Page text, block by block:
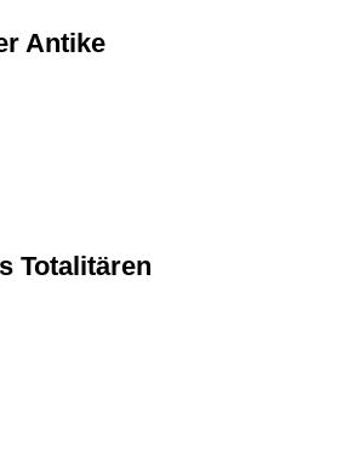
Antike
Totalitären